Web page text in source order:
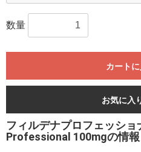
数量
カート
お気に入
フィルデナプロフェッショ
Professional 100mgの情報